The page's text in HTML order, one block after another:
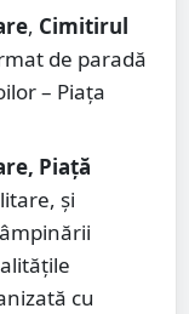
, Cimitirul
de paradă
– Piața
Piață
și
cu